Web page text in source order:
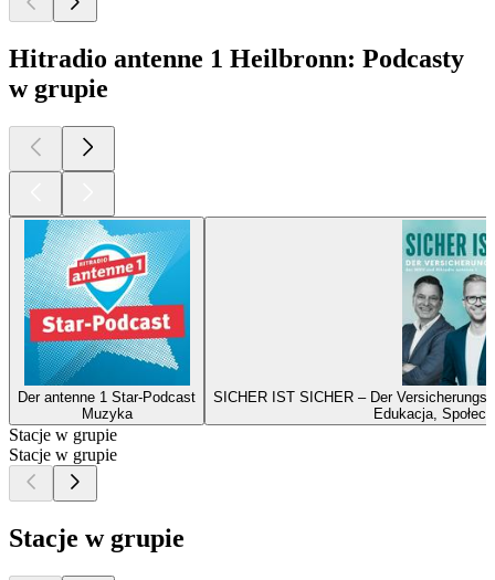
Hitradio antenne 1 Heilbronn: Podcasty
w grupie
Der antenne 1 Star-Podcast
Muzyka
SICHER IST SICHER – Der
Edukacja,
Stacje w grupie
Stacje w grupie
Stacje w grupie